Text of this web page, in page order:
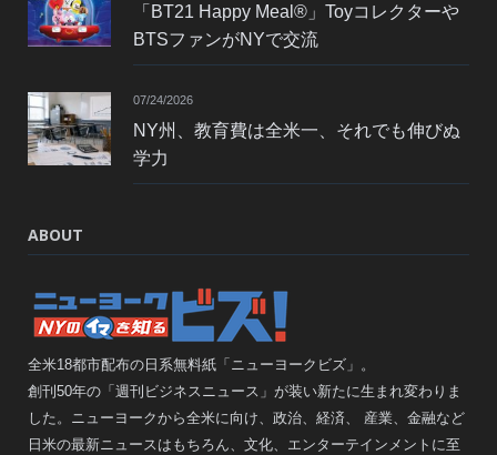
「BT21 Happy Meal®」Toyコレクターや
BTSファンがNYで交流
07/24/2026
NY州、教育費は全米一、それでも伸びぬ
学力
ABOUT
全米18都市配布の日系無料紙「ニューヨークビズ」。
創刊50年の「週刊ビジネスニュース」が装い新たに生まれ変わりま
した。ニューヨークから全米に向け、政治、経済、 産業、金融など
日米の最新ニュースはもちろん、文化、エンターテインメントに至